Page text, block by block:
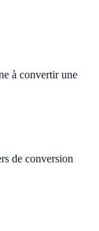
à convertir une
de conversion